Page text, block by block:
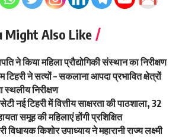
Might Also Like
ने किया महिला प्रौद्योगिकी संस्थान का निरीक्षण
टिहरी ने सत्यों – सकलाना आपदा प्रभावित क्षेत्रों
स्थलीय निरीक्षण
नई टिहरी में वित्तीय साक्षरता की पाठशाला, 32
समूह की महिलाएं होंगी प्रशिक्षित
विधायक किशोर उपाध्याय ने महारानी राज्य लक्ष्मी